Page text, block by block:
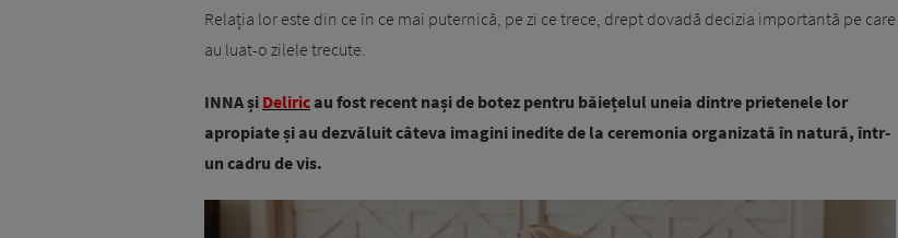
Relația lor este din ce în ce mai puternică, pe zi ce trece, drept dovadă decizia importantă pe care
au luat-o zilele trecute.
INNA și Deliric au fost recent nași de botez pentru băiețelul uneia dintre prietenele lor
apropiate și au dezvăluit câteva imagini inedite de la ceremonia organizată în natură, într-
un cadru de vis.